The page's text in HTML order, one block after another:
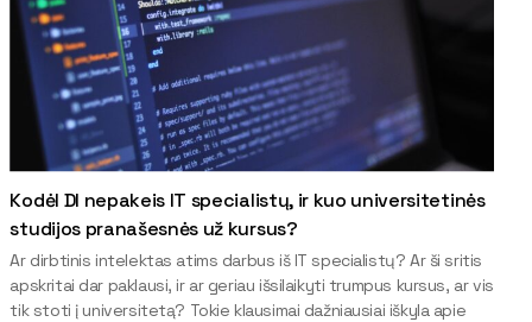
Kodėl DI nepakeis IT specialistų, ir kuo universitetinės
studijos pranašesnės už kursus?
Ar dirbtinis intelektas atims darbus iš IT specialistų? Ar ši sritis
apskritai dar paklausi, ir ar geriau išsilaikyti trumpus kursus, ar vis
tik stoti į universitetą? Tokie klausimai dažniausiai iškyla apie